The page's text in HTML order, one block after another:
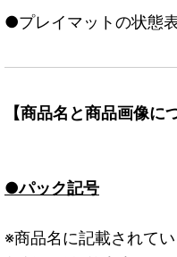
●プレイマットの状態
【商品名と商品画像に
●パック記号
※商品名に記載されて